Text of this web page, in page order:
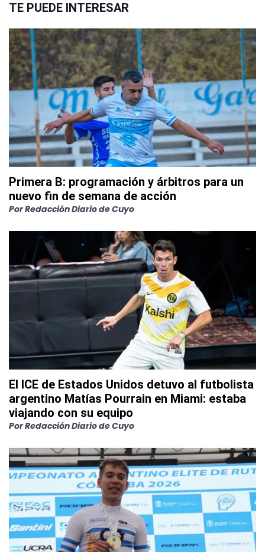
TE PUEDE INTERESAR
Primera B: programación y árbitros para un
nuevo fin de semana de acción
PorRedacción Diario de Cuyo
El ICE de Estados Unidos detuvo al futbolista
argentino Matías Pourrain en Miami: estaba
viajando con su equipo
PorRedacción Diario de Cuyo